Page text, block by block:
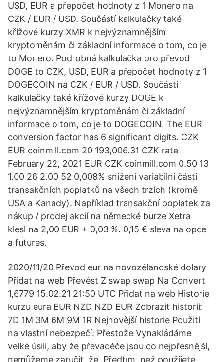
USD, EUR a přepočet hodnoty z 1 Monero na
CZK / EUR / USD. Součástí kalkulačky také
křížové kurzy XMR k nejvýznamnějším
kryptoměnám či základní informace o tom, co je
to Monero. Podrobná kalkulačka pro převod
DOGE to CZK, USD, EUR a přepočet hodnoty z 1
DOGECOIN na CZK / EUR / USD. Součástí
kalkulačky také křížové kurzy DOGE k
nejvýznamnějším kryptoměnám či základní
informace o tom, co je to DOGECOIN. The EUR
conversion factor has 6 significant digits. CZK
EUR coinmill.com 20 193,006.31 CZK rate
February 22, 2021 EUR CZK coinmill.com 0.50 13
1.00 26 2.00 52 0,008% snížení variabilní části
transakčních poplatků na všech trzích (kromě
USA a Kanady). Například transakční poplatek za
nákup / prodej akcií na německé burze Xetra
klesl na 2,00 EUR + 0,03 %. 0,15 € sleva na opce
a futures.
2020/11/20 Převod eur na novozélandské dolary
Přidat na web Převést Z swap swap Na Convert
1,6779 15.02.21 21:50 UTC Přidat na web Historie
kurzu eura EUR NZD NZD EUR Zobrazit historii:
7D 1M 3M 6M 9M 1R Nejnovější historie Použití
na vlastní nebezpečí: Přestože Vynakládáme
velké úsilí, aby že převaděče jsou co nejpřesnější,
nemůžeme zaručit, že. Předtím, než použijete